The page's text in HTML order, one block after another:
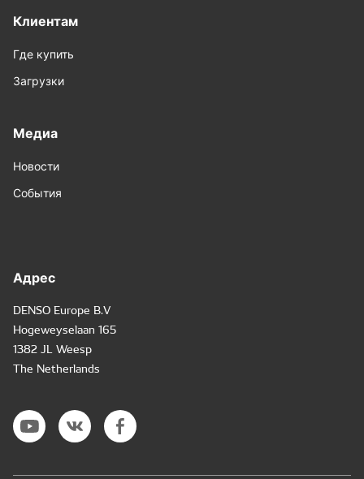
Клиентам
Где купить
Загрузки
Медиа
Новости
События
Адрес
DENSO Europe B.V
Hogeweyselaan 165
1382 JL Weesp
The Netherlands